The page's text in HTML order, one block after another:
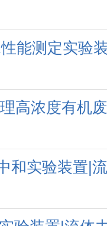
能测定实验
高浓度有机
和实验装置|